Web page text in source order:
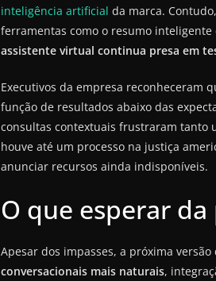
inteligência artificial da marca.
ferramentas como o resumo
assistente virtual continua presa em
Executivos da empresa reconheceram
função de resultados abaixo das
consultas contextuais frustraram tanto
houve até um processo na justiça
anunciar recursos ainda indisponíveis.
O que esperar
Apesar dos impasses, a próxima
conversacionais mais naturais,